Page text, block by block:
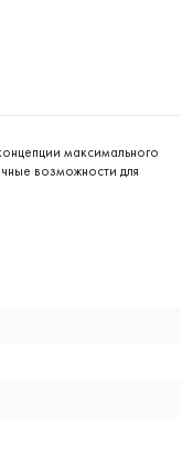
максимального
возможности для